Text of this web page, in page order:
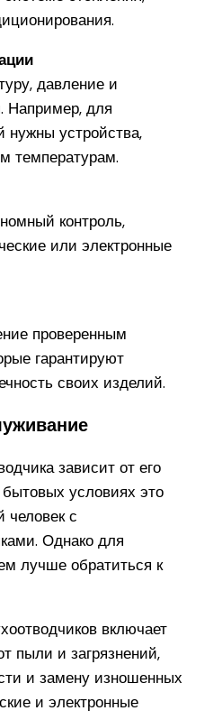
давление и
Например, для
устройства,
температурам.
контроль,
или электронные
проверенным
гарантируют
своих изделий.
зависит от его
условиях это
человек с
Однако для
лучше обратиться к
включает
пыли и загрязнений,
и замену изношенных
и электронные